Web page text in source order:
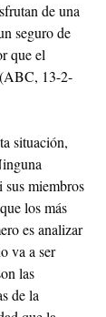
de una
seguro de
que el
13-2-
situación,
sus miembros
los más
es analizar
va a ser
las
de la